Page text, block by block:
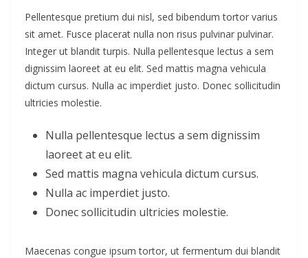
Pellentesque pretium dui nisl, sed bibendum tortor varius
sit amet. Fusce placerat nulla non risus pulvinar pulvinar.
Integer ut blandit turpis. Nulla pellentesque lectus a sem
dignissim laoreet at eu elit. Sed mattis magna vehicula
dictum cursus. Nulla ac imperdiet justo. Donec sollicitudin
ultricies molestie.
Nulla pellentesque lectus a sem dignissim
laoreet at eu elit.
Sed mattis magna vehicula dictum cursus.
Nulla ac imperdiet justo.
Donec sollicitudin ultricies molestie.
Maecenas congue ipsum tortor, ut fermentum dui blandit